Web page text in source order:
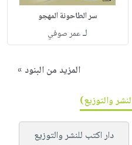
سر الطاحونة المهجو
لـعمر صوفي
المزيد من البنود »
والتوزيع)
دار اكتب للنشر والتوزيع